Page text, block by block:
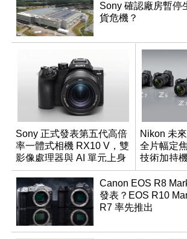
Sony 確認廠房暫停
貨危機？
Sony 正式發表第五代高倍
率一體式相機 RX10 V，雙
影像處理器與 AI 單元上身
Nikon 未
全片幅定
技術加持
Canon EOS R8
發表？EOS R10
R7 率先推出